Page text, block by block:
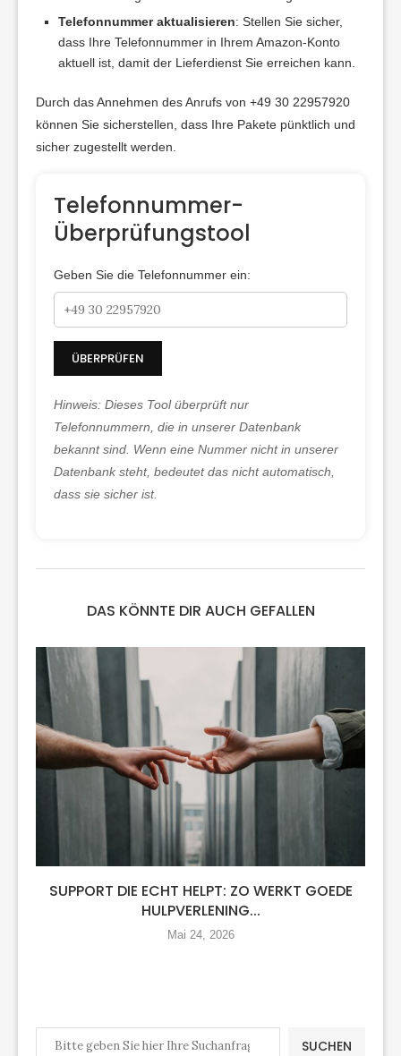
Telefonnummer aktualisieren: Stellen Sie sicher,
dass Ihre Telefonnummer in Ihrem Amazon-Konto
aktuell ist, damit der Lieferdienst Sie erreichen kann.
Durch das Annehmen des Anrufs von +49 30 22957920
können Sie sicherstellen, dass Ihre Pakete pünktlich und
sicher zugestellt werden.
Telefonnummer-
Überprüfungstool
Geben Sie die Telefonnummer ein:
ÜBERPRÜFEN
Hinweis: Dieses Tool überprüft nur
Telefonnummern, die in unserer Datenbank
bekannt sind. Wenn eine Nummer nicht in unserer
Datenbank steht, bedeutet das nicht automatisch,
dass sie sicher ist.
DAS KÖNNTE DIR AUCH GEFALLEN
SUPPORT DIE ECHT HELPT: ZO WERKT GOEDE
HULPVERLENING...
Mai 24, 2026
SUCHEN